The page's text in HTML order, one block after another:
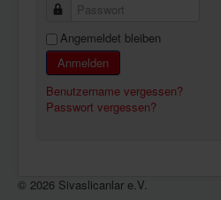
Passwort
Angemeldet bleiben
Anmelden
Benutzername vergessen?
Passwort vergessen?
© 2026 Sivaslicanlar e.V.